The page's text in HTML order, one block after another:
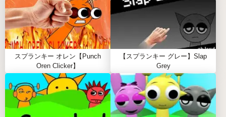
ーカル、メロディー、エフェクトなどのユニーク
な音楽要素を提供します。
🎹 ミックスを作る：キャラクターを追加し続けて
さまざまなサウンドを組み合わせます。さまざま
なアレンジを試して、自分だけのシグネチャート
ラックを作りましょう。新しい組み合わせを試し
たいときは、ステージ上のキャラクターをクリッ
クすると削除できます。
🎼 個別のオーディオを制御する：ステージ上のキ
スプランキー オレン【Punch
Oren Clicker】
【スプランキー グレー】Slap
Grey